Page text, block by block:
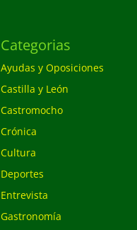
Categorias
Ayudas y Oposiciones
Castilla y León
Castromocho
Crónica
Cultura
Deportes
Entrevista
Gastronomía